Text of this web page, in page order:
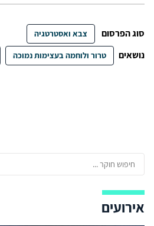
סוג הפרסום צבא ואסטרטגיה
נושאים טרור ולוחמה בעצימות נמוכה
אירועים